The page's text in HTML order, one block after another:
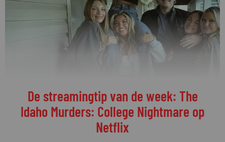
De streamingtip van de week: The
Idaho Murders: College Nightmare op
Netflix